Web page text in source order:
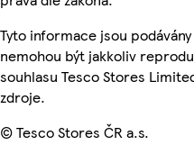
Tyto informace jsou
nemohou být jakkoliv
souhlasu Tesco Stores
zdroje.
© Tesco Stores ČR a.s.